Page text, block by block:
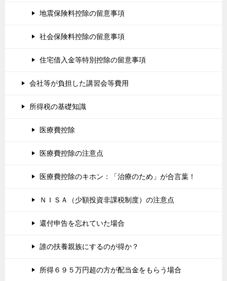
地震保険料控除の留意事項
社会保険料控除の留意事項
住宅借入金等特別控除の留意事項
会社等が負担した講習会等費用
所得税の基礎知識
医療費控除
医療費控除の注意点
医療費控除のキホン：「治療のため」が合言葉！
ＮＩＳＡ（少額投資非課税制度）の注意点
還付申告を忘れていた場合
誰の扶養親族にするのが得か？
所得６９５万円超の方が配当金をもらう場合